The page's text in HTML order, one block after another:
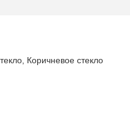
Коричневое стекло